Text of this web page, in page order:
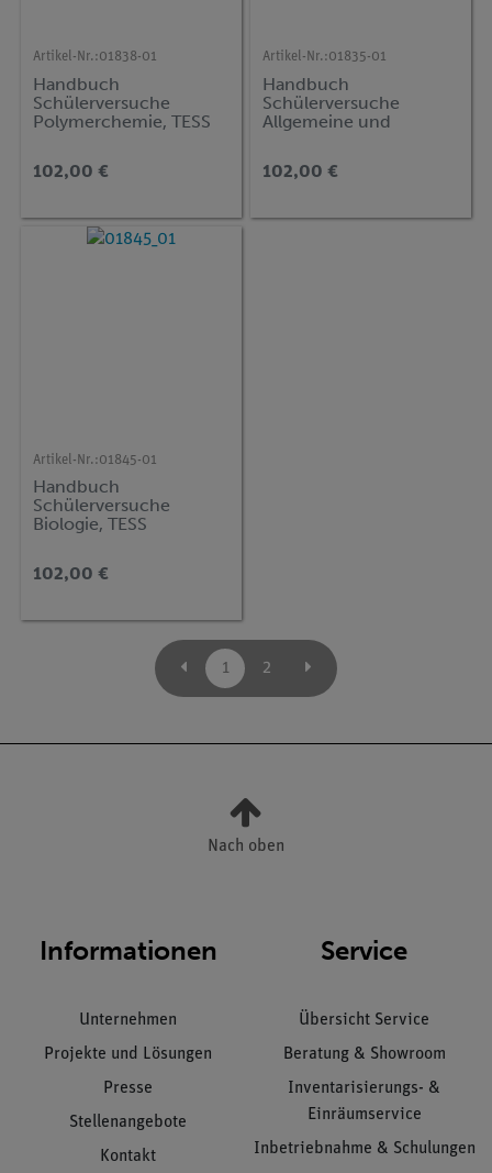
Artikel-Nr.:01838-01
Handbuch
Schülerversuche
Polymerchemie, TESS
102,00 €
Artikel-Nr.:01835-01
Handbuch
Schülerversuche
Allgemeine und
Chemie
102,00 €
Artikel-Nr.:01845-01
Handbuch
Schülerversuche
Biologie, TESS
102,00 €
1 2
Nach oben
Informationen
Unternehmen
Projekte und Lösungen
Presse
Stellenangebote
Kontakt
Service
Übersicht Service
Beratung & Showroom
Inventarisierungs- &
Einräumservice
Inbetriebnahme & Schulungen